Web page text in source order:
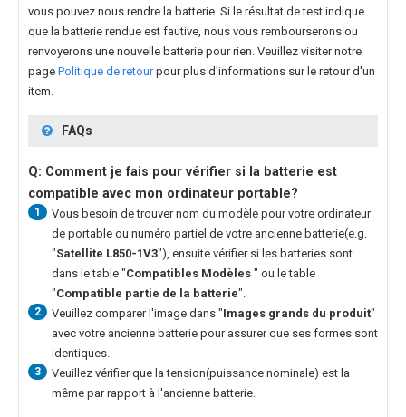
vous pouvez nous rendre la batterie. Si le résultat de test indique
que la batterie rendue est fautive, nous vous rembourserons ou
renvoyerons une nouvelle batterie pour rien. Veuillez visiter notre
page Politique de retourpour plus d'informations sur le retour d'un
item.
FAQs
Q: Comment je fais pour vérifier si la batterie est
compatible avec mon ordinateur portable?
1
Vous besoin de trouver nom du modèle pour votre ordinateur
de portable ou numéro partiel de votre ancienne batterie(e.g.
"Satellite L850-1V3"), ensuite vérifier si les batteries sont
dans le table "Compatibles Modèles " ou le table
"Compatible partie de la batterie".
2 Veuillez comparer l'image dans "Images grands du produit"
avec votre ancienne batterie pour assurer que ses formes sont
identiques.
3
Veuillez vérifier que la tension(puissance nominale) est la
même par rapport à l'ancienne batterie.